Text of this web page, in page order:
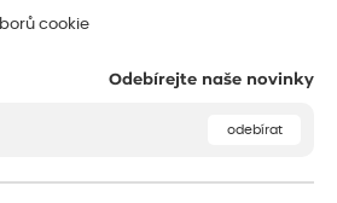
cookie
Odebírejte naše novinky
odebírat